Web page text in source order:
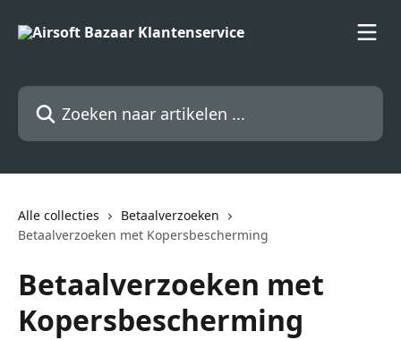
Zoeken naar artikelen ...
Alle collecties
Betaalverzoeken
Betaalverzoeken met Kopersbescherming
Betaalverzoeken met
Kopersbescherming